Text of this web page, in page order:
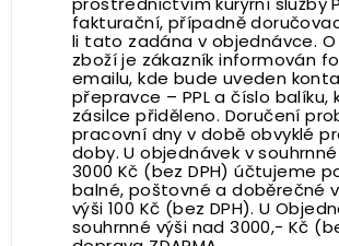
fakturační, případně
li tato zadána v objednávce.
zboží je zákazník informován
emailu, kde bude uveden
přepravce – PPL a číslo balíku,
zásilce přiděleno. Doručení
pracovní dny v době obvyklé
doby. U objednávek v
3000 Kč (bez DPH) účtujeme
balné, poštovné a doběrečné
výši 100 Kč (bez DPH). U
souhrnné výši nad 3000,- Kč